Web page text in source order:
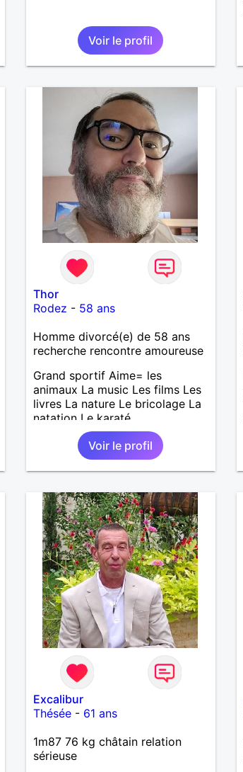
Voir le profil
Thor
Rodez - 58 ans
Homme divorcé(e) de 58 ans
recherche rencontre amoureuse
Grand sportif Aime= les
animaux La music Les films Les
livres La nature Le bricolage La
natation Le karaté
Voir le profil
Excalibur
Thésée- 61 ans
1m87 76 kg châtain relation
sérieuse